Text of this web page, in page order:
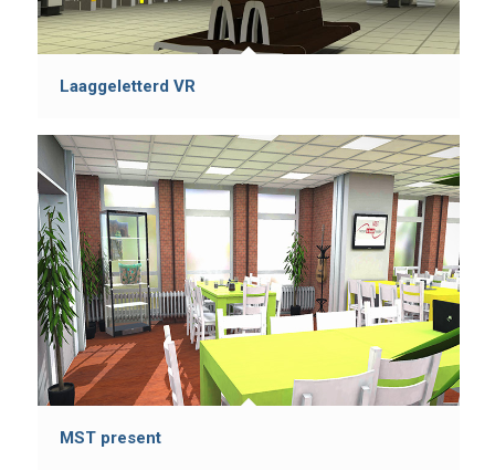
Laaggeletterd VR
MST present